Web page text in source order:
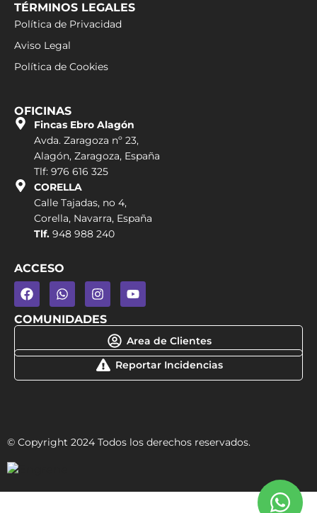
TÉRMINOS LEGALES
Política de Privacidad
Aviso Legal
Política de Cookies
OFICINAS
Fincas Ebro Alagón
Avda. Zaragoza nº 23,
Alagón, Zaragoza, España
Tlf: 976 616 325
CORELLA
Calle Tajadas, no 4,
Corella, Navarra, España
Tlf. 948 988 240
ACCESO
COMUNIDADES
Area de Clientes
Reportar Incidencias
© Copyright 2024 Todos los derechos reservados.